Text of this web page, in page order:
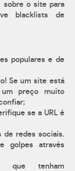
sobre o site para
blacklists de
populares e de
Se um site está
preço muito
se a URL é
de redes sociais.
golpes através
que tenham